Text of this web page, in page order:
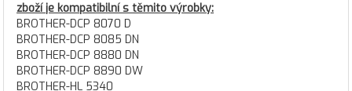
zboží je kompatibilní s těmito výrobky:
BROTHER-DCP 8070 D
BROTHER-DCP 8085 DN
BROTHER-DCP 8880 DN
BROTHER-DCP 8890 DW
BROTHER-HL 5340